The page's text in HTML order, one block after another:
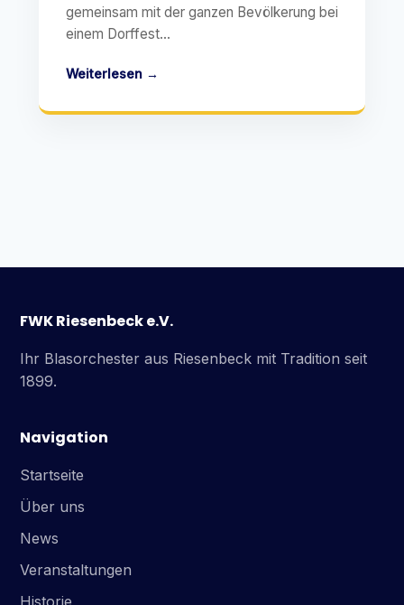
gemeinsam mit der ganzen Bevölkerung bei
einem Dorffest...
Weiterlesen →
FWK Riesenbeck e.V.
Ihr Blasorchester aus Riesenbeck mit Tradition seit
1899.
Navigation
Startseite
Über uns
News
Veranstaltungen